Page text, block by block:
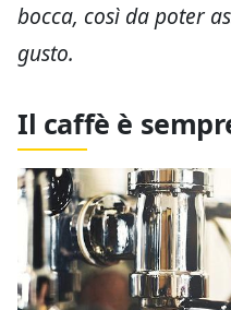
bocca, così da poter
gusto.
Il caffè è